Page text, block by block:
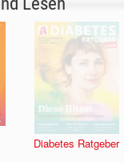
Diabetes Ratgeber